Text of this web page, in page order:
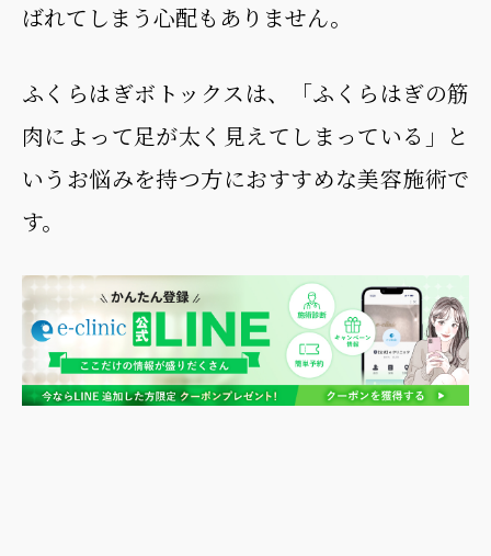
ばれてしまう心配もありません。
ふくらはぎボトックスは、「ふくらはぎの筋
肉によって足が太く見えてしまっている」と
いうお悩みを持つ方におすすめな美容施術で
す。